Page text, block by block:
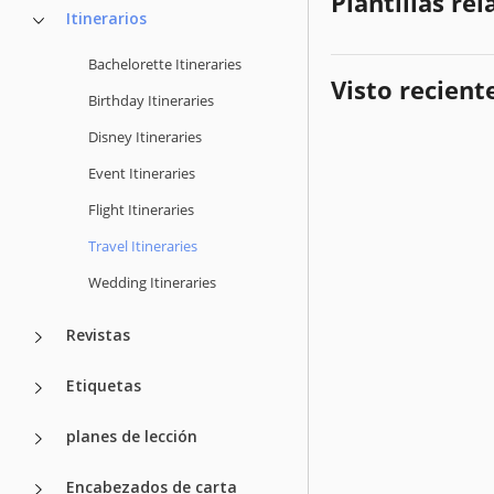
Itinerarios
Bachelorette Itineraries
Birthday Itineraries
Disney Itineraries
Event Itineraries
Flight Itineraries
Travel Itineraries
Wedding Itineraries
Revistas
Etiquetas
planes de lección
Encabezados de carta
Visto